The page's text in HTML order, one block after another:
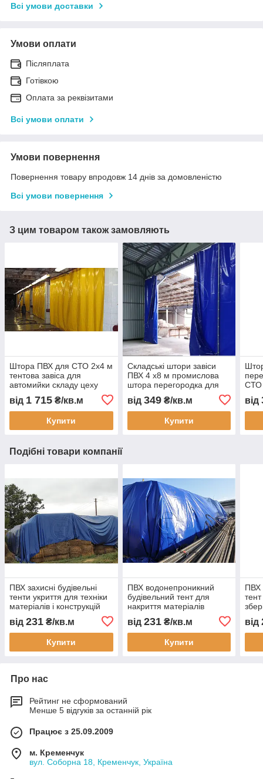
Всі умови доставки
Умови оплати
Післяплата
Готівкою
Оплата за реквізитами
Всі умови оплати
Умови повернення
Повернення товару впродовж 14 днів за домовленістю
Всі умови повернення
З цим товаром також замовляють
Штора ПВХ для СТО 2x4 м
тентова завіса для
автомийки складу цеху
пилу вологи тепла з
монтажем Тент Строй
від 1 715 ₴/кв.м
Купити
Складські штори завіси
ПВХ 4 х8 м промислова
штора перегородка для
водонепроникна під
замовлення
від 349₴/кв.м
Купити
СТО
від
Подібні товари компанії
ПВХ захисні будівельні
тенти укриття для техніки
матеріалів і конструкцій
водонепроникне накриття
для будмайданчика
від 231 ₴/кв.м
Купити
ПВХ водонепроникний
будівельний тент для
накриття матеріалів
захисне укриття на
будмайданчику і складах
від 231₴/кв.м
Купити
ПВХ
для
від
Про нас
Рейтинг не сформований
Менше 5 відгуків за останній рік
Працює з 25.09.2009
м. Кременчук
вул. Соборна 18, Кременчук, Україна